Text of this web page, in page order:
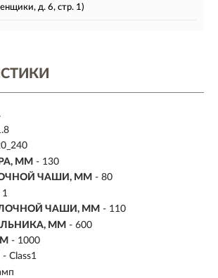
д. 6, стр. 1)
ММ - 130
ЧАШИ, ММ - 80
ЧАШИ, ММ - 110
ММ - 600
- 1000
- Class1